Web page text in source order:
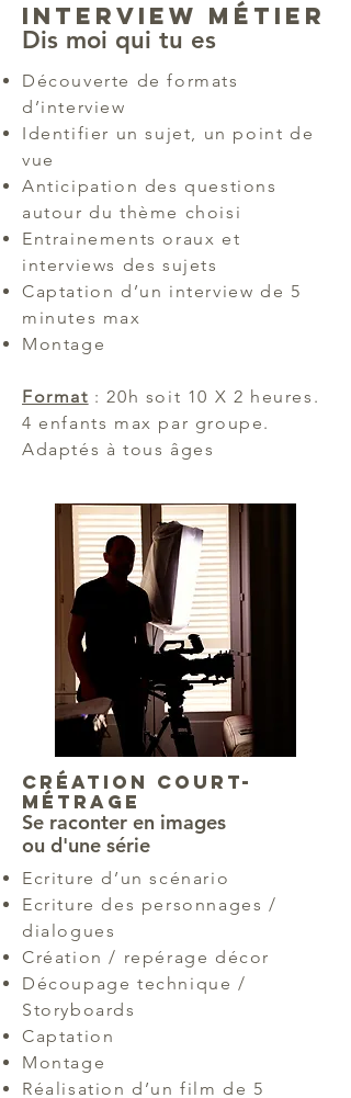
INterview métier
Dis moi qui tu es
Découverte de formats
d’interview
Identifier un sujet, un point de
vue
Anticipation des questions
autour du thème choisi
Entrainements oraux et
interviews des sujets
Captation d’un interview de 5
minutes max
Montage​
Format : 20h soit 10 X 2 heures.
4 enfants max par groupe.
Adaptés à tous âges
Création court-
métrage
Se raconter en images
ou d'une série
Ecriture d’un scénario
Ecriture des personnages /
dialogues
Création / repérage décor
Découpage technique /
Storyboards
Captation
Montage
Réalisation d’un film de 5